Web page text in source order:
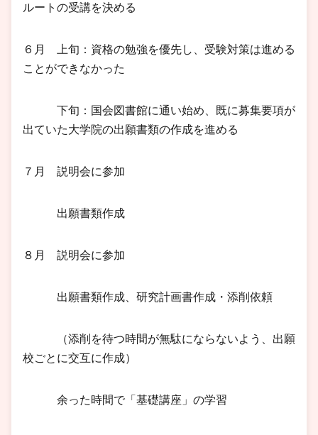
ルートの受講を決める
６月 上旬：資格の勉強を優先し、受験対策は進める
ことができなかった
下旬：国会図書館に通い始め、既に募集要項が
出ていた大学院の出願書類の作成を進める
７月 説明会に参加
出願書類作成
８月 説明会に参加
出願書類作成、研究計画書作成・添削依頼
（添削を待つ時間が無駄にならないよう、出願
校ごとに交互に作成）
余った時間で「基礎講座」の学習